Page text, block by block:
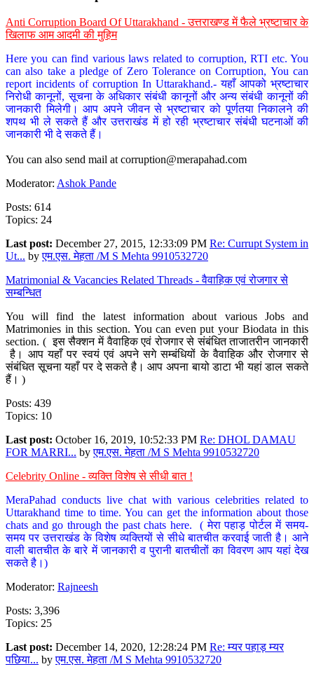
Anti Corruption Board Of Uttarakhand - उत्तराखण्ड में फैले भ्रष्टाचार के
खिलाफ आम आदमी की मुहिम
Here you can find various laws related to corruption, RTI etc. You
can also take a pledge of Zero Tolerance on Corruption, You can
report incidents of corruption In Uttarakhand.- यहाँ आपको भ्रष्टाचार
निरोधी कानूनों, सूचना के अधिकार संबंधी कानूनों और अन्य संबंधी कानूनों की
जानकारी मिलेगी। आप अपने जीवन से भ्रष्टाचार को पूर्णतया निकालने की
शपथ भी ले सकते हैं और उत्तराखंड में हो रही भ्रष्टाचार संबंधी घटनाओं की
जानकारी भी दे सकते हैं।
You can also send mail at corruption@merapahad.com
Moderator: Ashok Pande
Posts: 614
Topics: 24
Last post: December 27, 2015, 12:33:09 PM Re: Currupt System in
Ut... byएम.एस. मेहता /M S Mehta 9910532720
Matrimonial & Vacancies Related Threads - वैवाहिक एवं रोजगार से
सम्बन्धित
You will find the latest information about various Jobs and
Matrimonies in this section. You can even put your Biodata in this
section. ( इस सैक्शन में वैवाहिक एवं रोजगार से संबंधित ताजातरीन जानकारी
है। आप यहाँ पर स्वयं एवं अपने सगे सम्बंधियों के वैवाहिक और रोजगार से
संबंधित सूचना यहाँ पर दे सकते है। आप अपना बायो डाटा भी यहां डाल सकते
हैं। )
Posts: 439
Topics: 10
Last post: October 16, 2019, 10:52:33 PM Re: DHOL DAMAU
FOR MARRI... byएम.एस. मेहता /M S Mehta 9910532720
Celebrity Online - व्यक्ति विशेष से सीधी बात !
MeraPahad conducts live chat with various celebrities related to
Uttarakhand time to time. You can get the information about those
chats and go through the past chats here. ( मेरा पहाड़ पोर्टल में समय-
समय पर उत्तराखंड के विशेष व्यक्तियों से सीधे बातचीत करवाई जाती है। आने
वाली बातचीत के बारे में जानकारी व पुरानी बातचीतों का विवरण आप यहां देख
सकते है।)
Moderator: Rajneesh
Posts: 3,396
Topics: 25
Last post: December 14, 2020, 12:28:24 PM Re: म्यर पहाड़ म्यर
पछिया... byएम.एस. मेहता /M S Mehta 9910532720